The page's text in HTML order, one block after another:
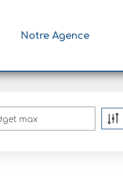
Notre Agence
max